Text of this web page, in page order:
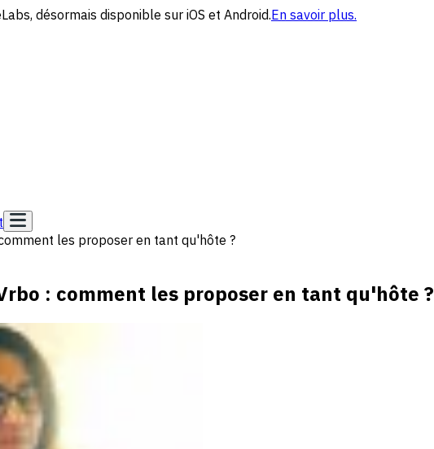
désormais disponible sur iOS et Android.En savoir plus.
les proposer en tant qu'hôte ?
: comment les proposer en tant qu'hôte ?